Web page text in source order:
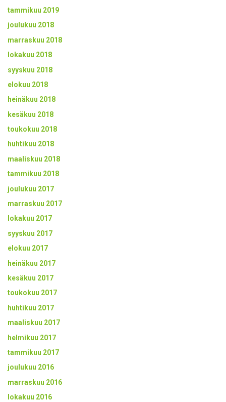
tammikuu 2019
joulukuu 2018
marraskuu 2018
lokakuu 2018
syyskuu 2018
elokuu 2018
heinäkuu 2018
kesäkuu 2018
toukokuu 2018
huhtikuu 2018
maaliskuu 2018
tammikuu 2018
joulukuu 2017
marraskuu 2017
lokakuu 2017
syyskuu 2017
elokuu 2017
heinäkuu 2017
kesäkuu 2017
toukokuu 2017
huhtikuu 2017
maaliskuu 2017
helmikuu 2017
tammikuu 2017
joulukuu 2016
marraskuu 2016
lokakuu 2016